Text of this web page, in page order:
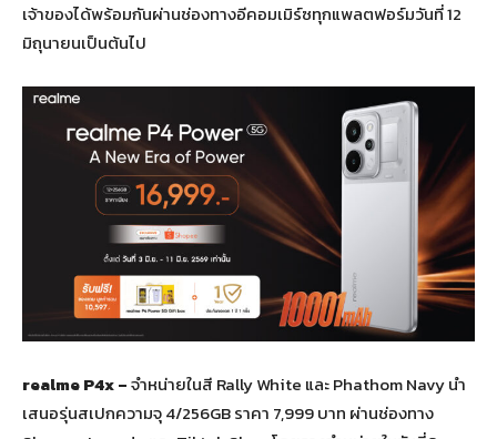
เจ้าของได้พร้อมกันผ่านช่องทางอีคอมเมิร์ซทุกแพลตฟอร์มวันที่ 12
มิถุนายนเป็นต้นไป
realme P4x–จำหน่ายในสี Rally White และ Phathom Navy นำ
เสนอรุ่นสเปกความจุ 4/256GB ราคา 7,999 บาท ผ่านช่องทาง